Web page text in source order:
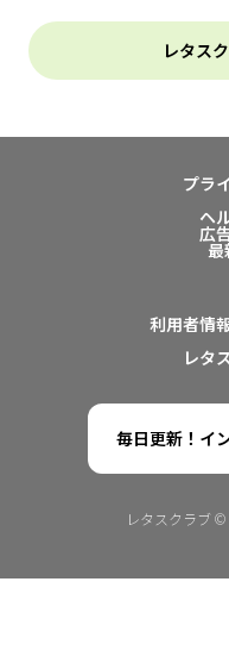
レタス
プラ
ヘ
広
利用者情
レタ
毎日更新！イ
レタスクラブ ©